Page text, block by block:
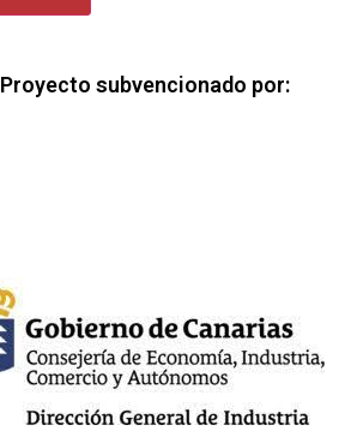
Proyecto subvencionado por: